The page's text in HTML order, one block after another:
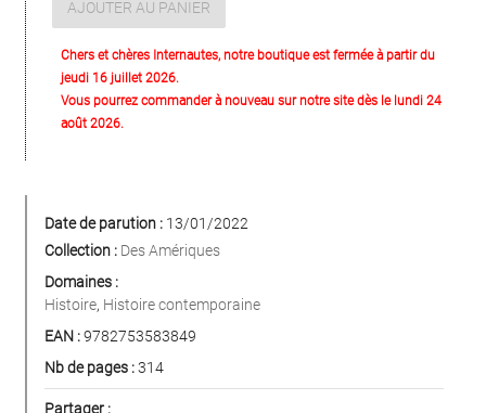
AJOUTER AU PANIER
Chers et chères Internautes, notre boutique est fermée à partir du
jeudi 16 juillet 2026.
Vous pourrez commander à nouveau sur notre site dès le lundi 24
août 2026.
Date de parution : 13/01/2022
Collection : Des Amériques
Domaines :
Histoire, Histoire contemporaine
EAN :9782753583849
Nb de pages :314
Partager :